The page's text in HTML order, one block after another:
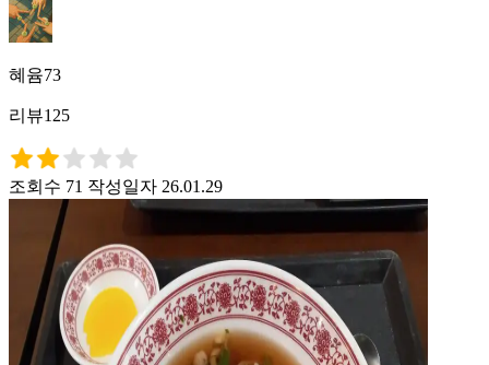
혜윰73
리뷰125
조회수 71 작성일자 26.01.29